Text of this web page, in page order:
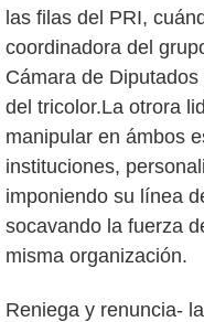
las filas del PRI,
coordinadora del
Cámara de
del tricolor.La otrora
manipular en ámbos
instituciones,
imponiendo su línea
socavando la fuerza
misma organización.
Reniega y renuncia-